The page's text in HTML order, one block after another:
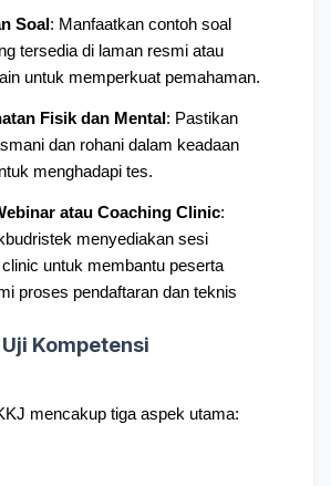
Soal: Manfaatkan contoh soal
tersedia di laman resmi atau
untuk memperkuat pemahaman.
Fisik dan Mental: Pastikan
dan rohani dalam keadaan
menghadapi tes.
atau Coaching Clinic:
menyediakan sesi
untuk membantu peserta
proses pendaftaran dan teknis
Kompetensi
mencakup tiga aspek utama: